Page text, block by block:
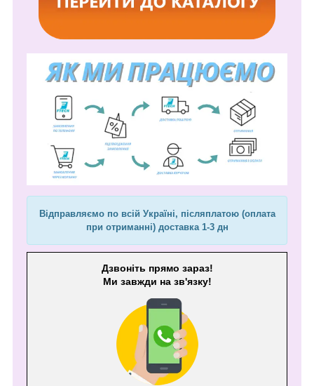
Відправляємо по всій Україні, післяплатою (оплата
при отриманні) доставка 1-3 дн
Дзвоніть прямо зараз!
Ми завжди на зв'язку!